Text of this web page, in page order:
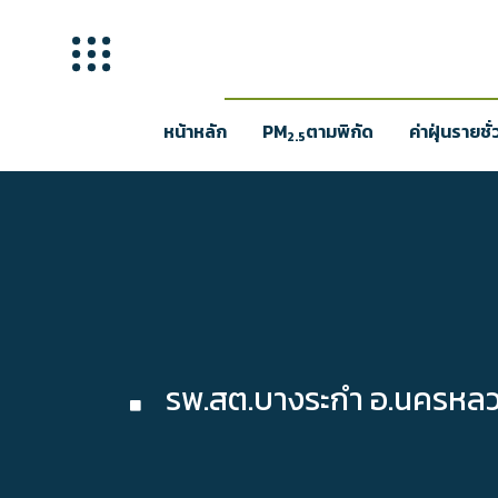
หน้าหลัก PM2.5ตามพิกัด ค่าฝุ่นรายชั่
รพ.สต.บางระกำ อ.นครห